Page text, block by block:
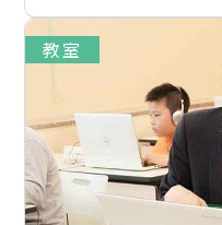
教室